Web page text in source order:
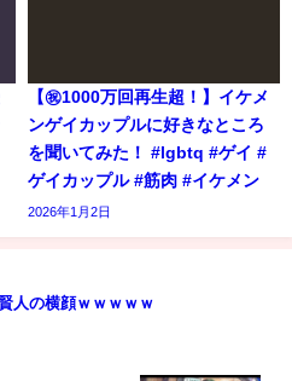
【㊗️1000万回再生超！】イケメ
ンゲイカップルに好きなところ
を聞いてみた！ #lgbtq #ゲイ #
ゲイカップル #筋肉 #イケメン
2026年1月2日
人の横顔ｗｗｗｗｗ